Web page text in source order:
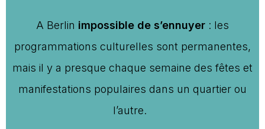
A Berlin impossible de s’ennuyer : les
programmations culturelles sont permanentes,
mais il y a presque chaque semaine des fêtes et
manifestations populaires dans un quartier ou
l’autre.